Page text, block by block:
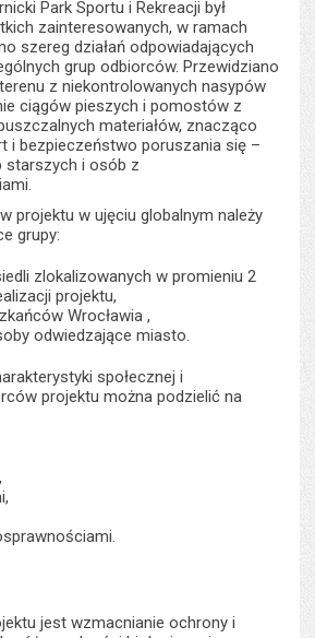
Park Sportu i Rekreacji był
zainteresowanych, w ramach
szereg działań odpowiadających
grup odbiorców. Przewidziano
z niekontrolowanych nasypów
ciągów pieszych i pomostów z
materiałów, znacząco
i bezpieczeństwo poruszania się –
starszych i osób z
projektu w ujęciu globalnym należy
grupy:
zlokalizowanych w promieniu 2
projektu,
Wrocławia ,
odwiedzające miasto.
społecznej i
projektu można podzielić na
jest wzmacnianie ochrony i